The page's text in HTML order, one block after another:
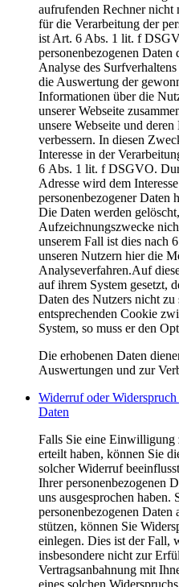
aufrufenden Rechner nicht
für die Verarbeitung der
ist Art. 6 Abs. 1 lit. f
personenbezogenen
Analyse des
die Auswertung der
Informationen über die
unserer Webseite
unsere Webseite und
verbessern. In diesen
Interesse in der
6 Abs. 1 lit. f DSGVO.
Adresse wird dem
personenbezogener Daten
Die Daten werden
Aufzeichnungszwecke
unserem Fall ist dies nach
unseren Nutzern hier die
Analyseverfahren.Auf
auf ihrem System gesetzt,
Daten des Nutzers nicht
entsprechenden Cookie
System, so muss er den
Die erhobenen Daten
Auswertungen und zur
Widerruf oder
Daten
Falls Sie eine Einwilligung
erteilt haben, können Sie
solcher Widerruf
Ihrer personenbezogenen
uns ausgesprochen
personenbezogenen Daten
stützen, können Sie
einlegen. Dies ist der Fall,
insbesondere nicht zur
Vertragsanbahnung mit
eines solchen